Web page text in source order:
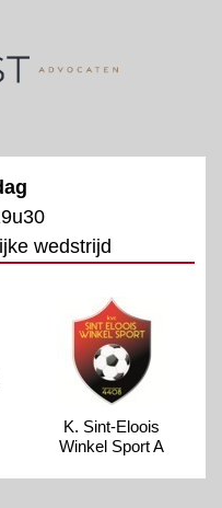
wedstrijd
K. Sint-Eloois
Winkel Sport A